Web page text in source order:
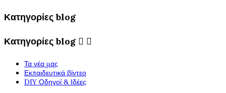
Κατηγορίες blog
Κατηγορίες blog  
Τα νέα μας
Εκπαιδευτικά βίντεο
DIY Οδηγοί & Ιδέες